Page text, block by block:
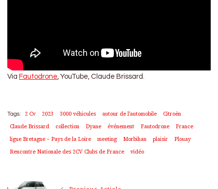
Via Fautodrone , YouTube, Claude Brissard.
Tags: 2 Cv 2023 3000 véhicules autour de l'automobile
Citroën
Claude Brissard
collection Dyane événement Fautodrone
France
ligue Bretagne – Pays de la Loire
meeting Morbihan plaisir
Plouay
Rencontre Nationale des 2CV Clubs de France
vidéo